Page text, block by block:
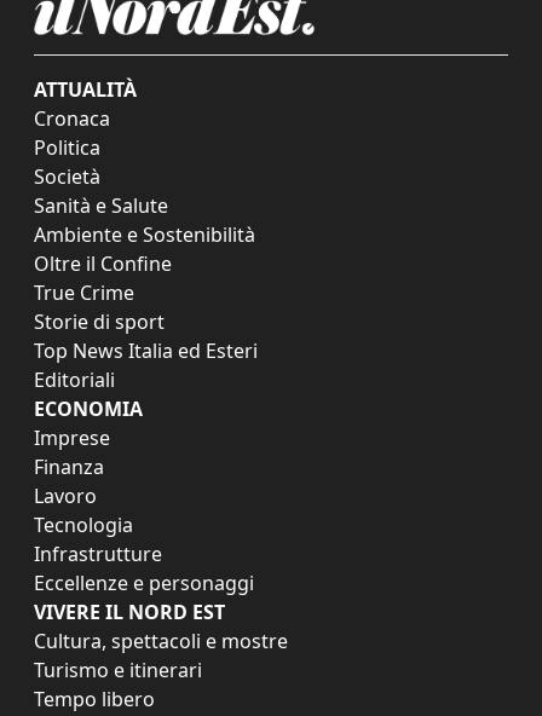
ATTUALITÀ
Cronaca
Politica
Società
Sanità e Salute
Ambiente e Sostenibilità
Oltre il Confine
True Crime
Storie di sport
Top News Italia ed Esteri
Editoriali
ECONOMIA
Imprese
Finanza
Lavoro
Tecnologia
Infrastrutture
Eccellenze e personaggi
VIVERE IL NORD EST
Cultura, spettacoli e mostre
Turismo e itinerari
Tempo libero